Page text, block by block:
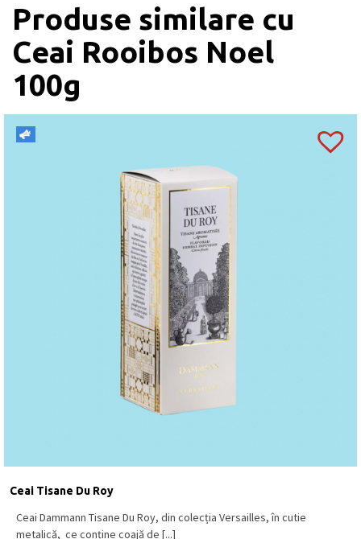
Produse similare cu
Ceai Rooibos Noel
100g
Ceai Tisane Du Roy
Ceai Dammann Tisane Du Roy, din colecția Versailles, în cutie
metalică, ce conține coajă de [...]